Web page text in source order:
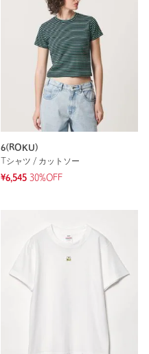
6(ROKU)
Tシャツ / カットソー
¥6,545 30%OFF